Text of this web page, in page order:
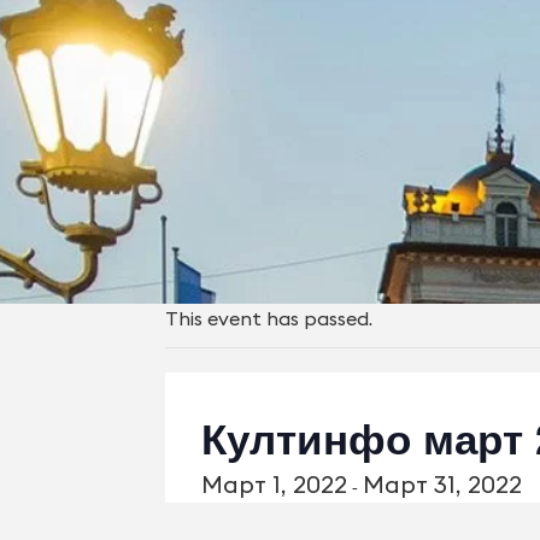
This event has passed.
Култинфо март
Март 1, 2022 - Март 31, 2022